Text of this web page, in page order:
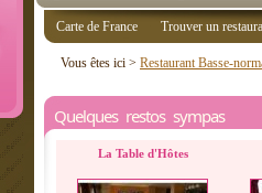
Carte de France Trouver un
Vous êtes ici > Restaurant Basse-
Quelques restos sympas
La Table d'Hôtes